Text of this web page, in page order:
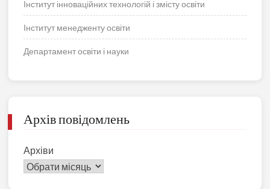
Інститут інноваційних технологій і змісту освіти
Інститут менедженту освіти
Департамент освіти і науки
Архів повідомлень
Архіви